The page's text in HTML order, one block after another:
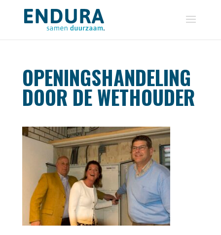
OPENINGSHANDELING
DOOR DE WETHOUDER